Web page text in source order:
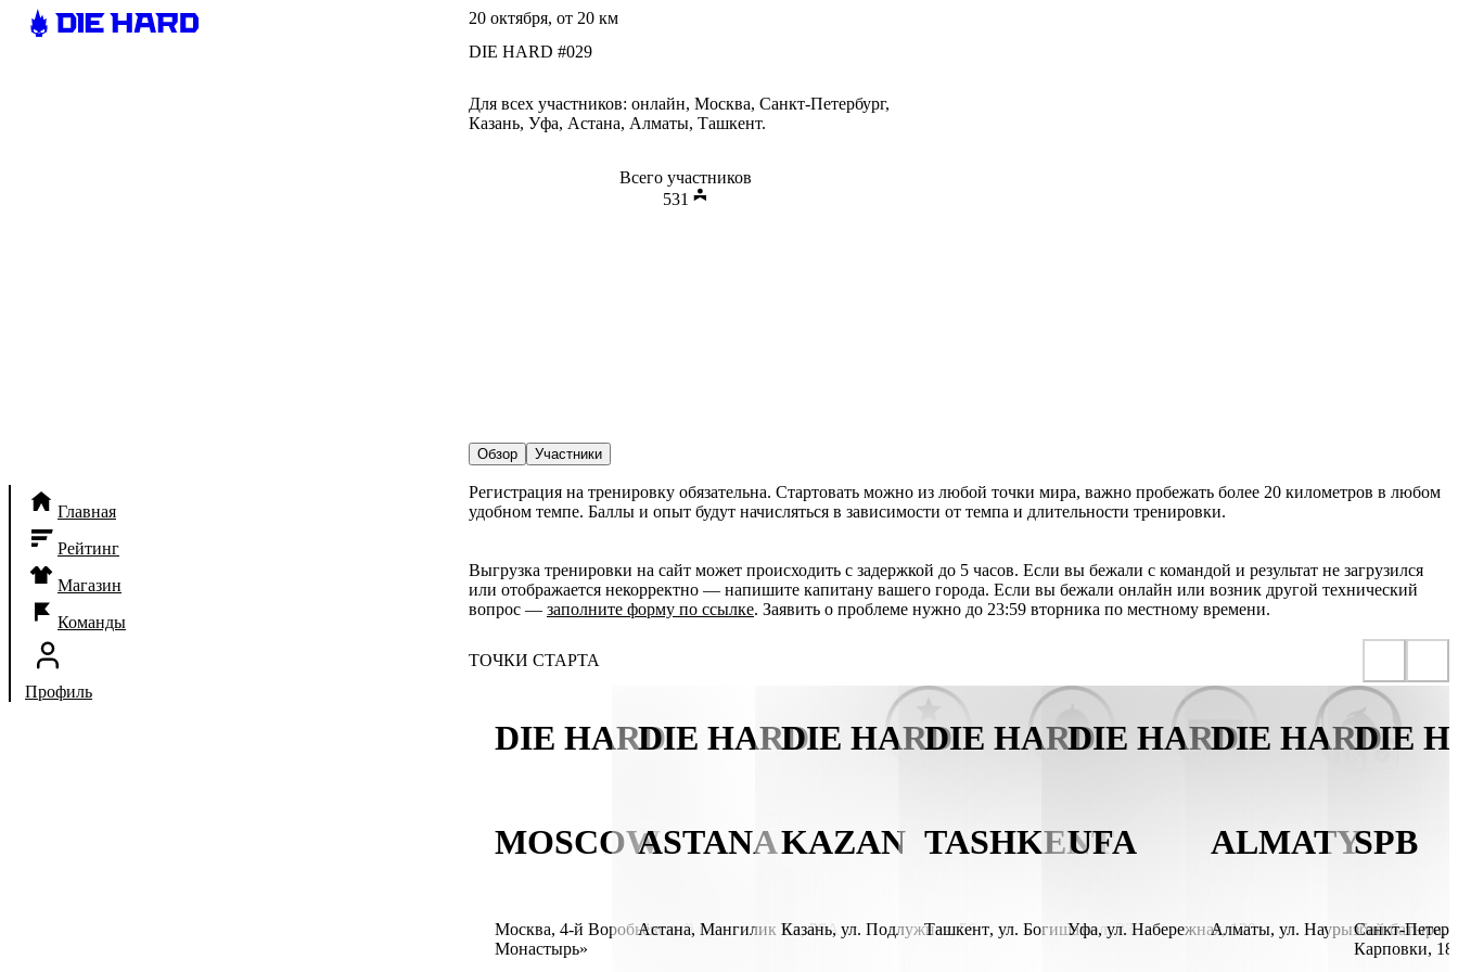
Главная
Рейтинг
Магазин
Команды
Профиль
20 октября, от 20 км
DIE HARD #029
Для всех участников: онлайн, Москва, Санкт-Петербург,
Казань, Уфа, Астана, Алматы, Ташкент.
Всего участников
531
Обзор Участники
Регистрация на тренировку обязательна. Стартовать можно из любой точки мира, важно пробежать более 20 километров в любом
удобном темпе. Баллы и опыт будут начисляться в зависимости от темпа и длительности тренировки.
Выгрузка тренировки на сайт может происходить с задержкой до 5 часов. Если вы бежали с командой и результат не загрузился
или отображается некорректно — напишите капитану вашего города. Если вы бежали онлайн или возник другой технический
вопрос — заполните форму по ссылке. Заявить о проблеме нужно до 23:59 вторника по местному времени.
ТОЧКИ СТАРТА
DIE HARD
MOSCOW
Москва, 4-й Воробьёвский проезд, «Беговой
Монастырь»
DIE HARD
ASTANA
Астана, Мангилик Ел, 26А
DIE HARD
KAZAN
Казань, ул. Подлужная, 56
DIE HARD
TASHKENT
Ташкент, ул. Богишамол, 232в. Оранжерея
DIE HARD
UFA
Уфа,ул. Набережная, 120
DIE HARD
ALMATY
Алматы, ул. Наурызбай батыра,
DIE
SPB
Санкт-
Карповки, 18